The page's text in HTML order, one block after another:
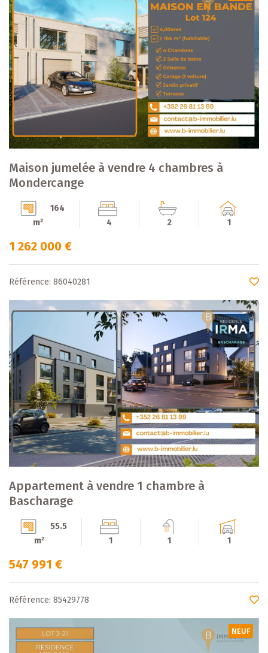
Maison jumelée à vendre 4 chambres à
Mondercange
164
m²
4 2 1
1 262 000 €
Référence: 86040281
Appartement à vendre 1 chambre à
Bascharage
55.5
m²
1 1 1
547 991 €
Référence: 85429778
NEUF